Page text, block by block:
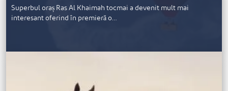
Superbul oraș Ras Al Khaimah tocmai a devenit mult mai
interesant oferind în premieră o…